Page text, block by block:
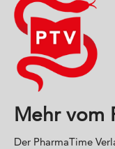
Mehr vom
Der PharmaTime